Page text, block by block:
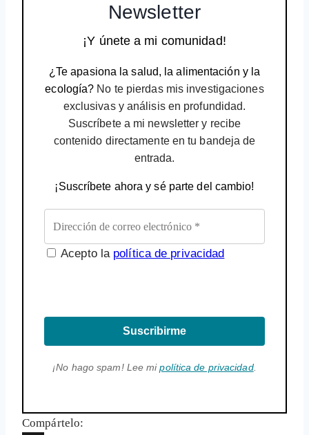
Newsletter
¡Y únete a mi comunidad!
¿Te apasiona la salud, la alimentación y la
ecología? No te pierdas mis investigaciones
exclusivas y análisis en profundidad.
Suscríbete a mi newsletter y recibe
contenido directamente en tu bandeja de
entrada.
¡Suscríbete ahora y sé parte del cambio!
Acepto la política de privacidad
Suscribirme
¡No hago spam! Lee mipolítica de privacidad.
Compártelo: